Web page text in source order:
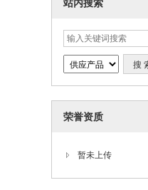
站内搜索
荣誉资质
暂未上传